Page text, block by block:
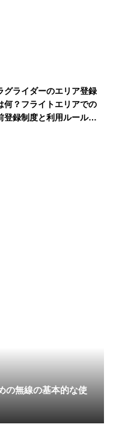
グライダーのエリア登録
何？フライトエリアでの
登録制度と利用ルールを
の無線の基本的な使